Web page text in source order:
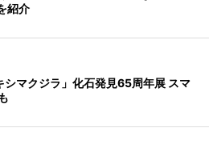
紹介
シマクジラ」化石発見65周年展 スマ